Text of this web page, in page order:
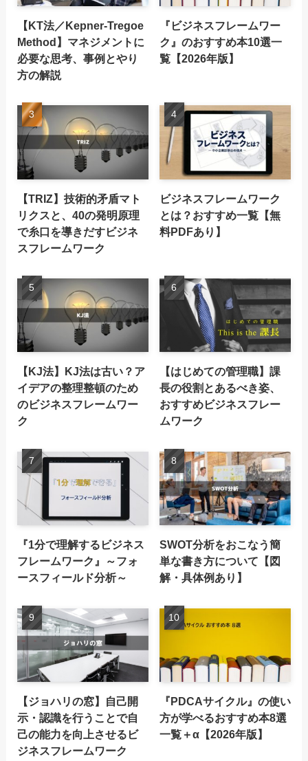
【KT法／Kepner-Tregoe
Method】マネジメントに
必要な思考、事例とやり
方の解説
『ビジネスフレームワー
ク』のおすすめ本10選一
覧【2026年版】
【TRIZ】技術的矛盾マト
リクスと、40の発明原理
で糸口を導きだすビジネ
スフレームワーク
ビジネスフレームワーク
とは？おすすめ一覧【無
料PDFあり】
【KJ法】KJ法は古い？ア
イデアの整理整頓のため
のビジネスフレームワー
ク
【はじめての管理職】課
長の役割とあるべき姿、
おすすめビジネスフレー
ムワーク
『1分で理解するビジネス
フレームワーク』～フォ
ースフィールド分析～
SWOT分析をおこなう簡
単な書き方について【図
解・具体例あり】
【ジョハリの窓】自己開
示・認識を行うことで自
己の能力を向上させるビ
ジネスフレームワーク
『PDCAサイクル』の使い
方が学べるおすすめ本8選
一覧＋α【2026年版】